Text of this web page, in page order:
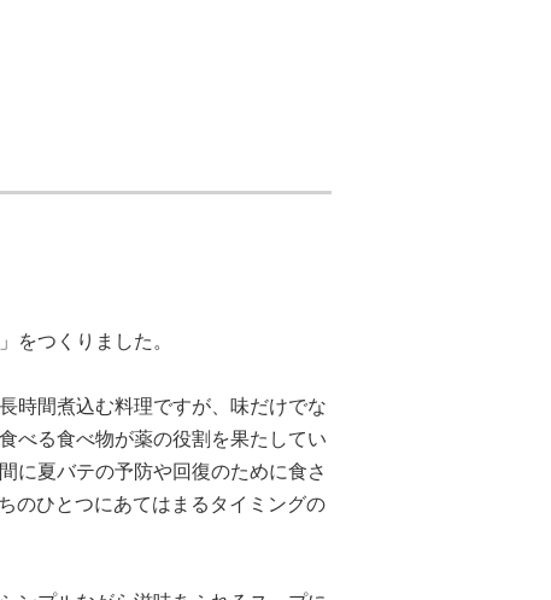
をつくりました。
時間煮込む料理ですが、味だけでな
べる食べ物が薬の役割を果たしてい
に夏バテの予防や回復のために食さ
のひとつにあてはまるタイミングの